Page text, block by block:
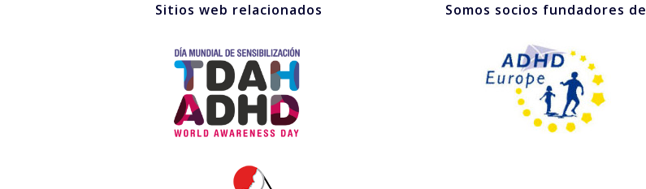
Sitios web relacionados Somos socios fundadores de